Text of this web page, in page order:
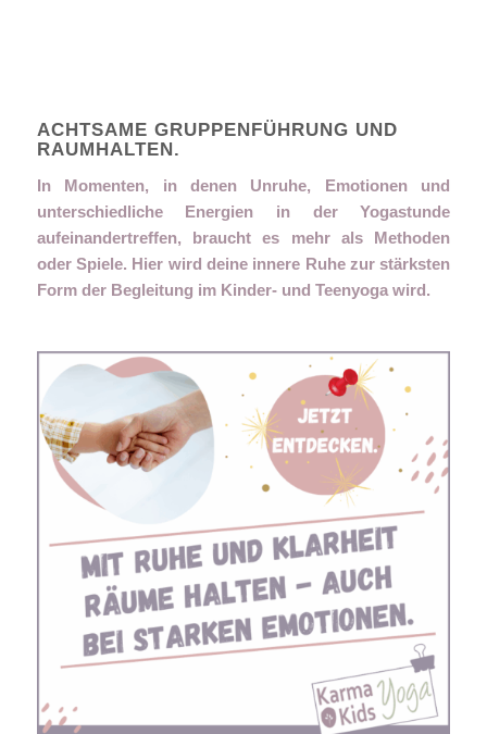
ACHTSAME GRUPPENFÜHRUNG UND
RAUMHALTEN.
In Momenten, in denen Unruhe, Emotionen und
unterschiedliche Energien in der Yogastunde
aufeinandertreffen, braucht es mehr als Methoden
oder Spiele. Hier wird deine innere Ruhe zur stärksten
Form der Begleitung im Kinder- und Teenyoga wird.